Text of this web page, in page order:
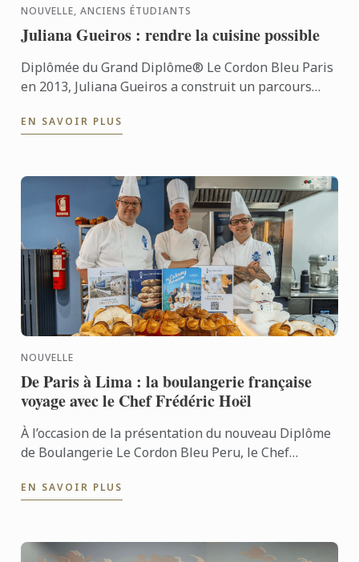
NOUVELLE, ANCIENS ÉTUDIANTS
Juliana Gueiros : rendre la cuisine possible
Diplômée du Grand Diplôme® Le Cordon Bleu Paris
en 2013, Juliana Gueiros a construit un parcours
Après ...
EN SAVOIR PLUS
NOUVELLE
De Paris à Lima : la boulangerie française
voyage avec le Chef Frédéric Hoël
À l’occasion de la présentation du nouveau Diplôme
de Boulangerie Le Cordon Bleu Peru, le Chef
savoir-faire de ...
EN SAVOIR PLUS